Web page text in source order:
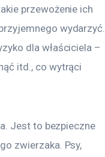
przewożenie ich
wydarzyć.
dla właściciela –
itd., co wytrąci
Jest to bezpieczne
zwierzaka. Psy,